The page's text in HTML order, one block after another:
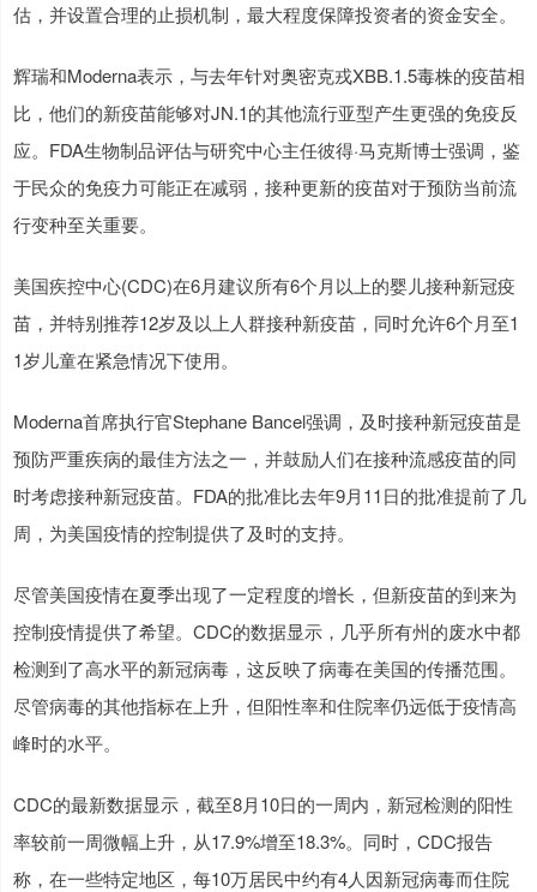
估，并设置合理的止损机制，最大程度保障投资者的资金安全。
辉瑞和Moderna表示，与去年针对奥密克戎XBB.1.5毒株的疫苗相
比，他们的新疫苗能够对JN.1的其他流行亚型产生更强的免疫反
应。FDA生物制品评估与研究中心主任彼得·马克斯博士强调，鉴
于民众的免疫力可能正在减弱，接种更新的疫苗对于预防当前流
行变种至关重要。
美国疾控中心(CDC)在6月建议所有6个月以上的婴儿接种新冠疫
苗，并特别推荐12岁及以上人群接种新疫苗，同时允许6个月至1
1岁儿童在紧急情况下使用。
Moderna首席执行官Stephane Bancel强调，及时接种新冠疫苗是
预防严重疾病的最佳方法之一，并鼓励人们在接种流感疫苗的同
时考虑接种新冠疫苗。FDA的批准比去年9月11日的批准提前了几
周，为美国疫情的控制提供了及时的支持。
尽管美国疫情在夏季出现了一定程度的增长，但新疫苗的到来为
控制疫情提供了希望。CDC的数据显示，几乎所有州的废水中都
检测到了高水平的新冠病毒，这反映了病毒在美国的传播范围。
尽管病毒的其他指标在上升，但阳性率和住院率仍远低于疫情高
峰时的水平。
CDC的最新数据显示，截至8月10日的一周内，新冠检测的阳性
率较前一周微幅上升，从17.9%增至18.3%。同时，CDC报告
称，在一些特定地区，每10万居民中约有4人因新冠病毒而住院